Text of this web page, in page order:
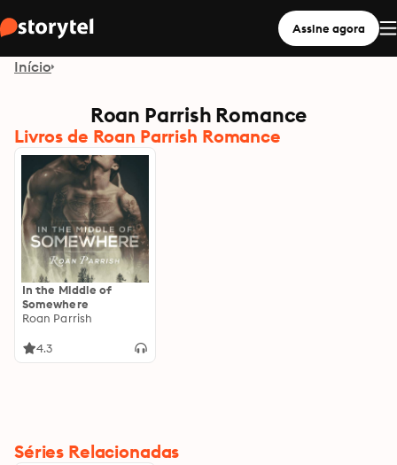
Assine agora
Início
Roan Parrish Romance
Livros de Roan Parrish Romance
In the Middle of
Somewhere
Roan Parrish
4.3
Séries Relacionadas